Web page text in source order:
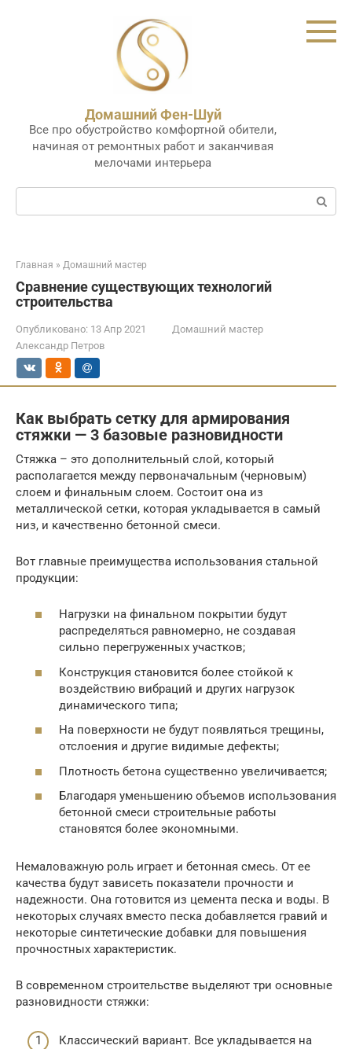
Домашний Фен-Шуй
Все про обустройство комфортной обители,
начиная от ремонтных работ и заканчивая
мелочами интерьера
Поиск:
Главная » Домашний мастер
Сравнение существующих технологий
строительства
Опубликовано: 13 Апр 2021
Домашний мастер
Александр Петров
Как выбрать сетку для армирования
стяжки — 3 базовые разновидности
Стяжка – это дополнительный слой, который
располагается между первоначальным (черновым)
слоем и финальным слоем. Состоит она из
металлической сетки, которая укладывается в самый
низ, и качественно бетонной смеси.
Вот главные преимущества использования стальной
продукции:
Нагрузки на финальном покрытии будут
распределяться равномерно, не создавая
сильно перегруженных участков;
Конструкция становится более стойкой к
воздействию вибраций и других нагрузок
динамического типа;
На поверхности не будут появляться трещины,
отслоения и другие видимые дефекты;
Плотность бетона существенно увеличивается;
Благодаря уменьшению объемов использования
бетонной смеси строительные работы
становятся более экономными.
Немаловажную роль играет и бетонная смесь. От ее
качества будут зависеть показатели прочности и
надежности. Она готовится из цемента песка и воды. В
некоторых случаях вместо песка добавляется гравий и
некоторые синтетические добавки для повышения
прочностных характеристик.
В современном строительстве выделяют три основные
разновидности стяжки:
Классический вариант. Все укладывается на